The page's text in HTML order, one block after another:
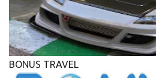
BONUS TRAVEL